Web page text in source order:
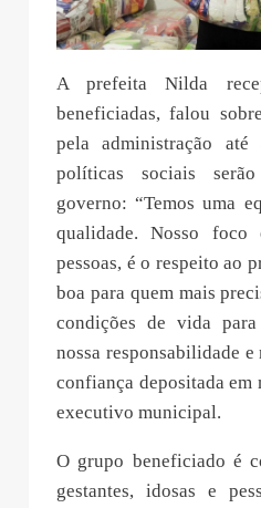
A prefeita Nilda
beneficiadas, falou
pela administração
políticas sociais
governo: “Temos uma
qualidade. Nosso
pessoas, é o respeito ao
boa para quem mais
condições de vida
nossa responsabilidade
confiança depositada
executivo municipal.
O grupo beneficiado é
gestantes, idosas e